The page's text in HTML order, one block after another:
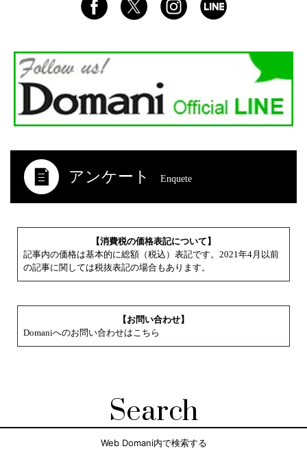
アンケート Enquete
【消費税の価格表記について】
記事内の価格は基本的に総額（税込）表記です。2021年4月以前
の記事に関しては税抜表記の場合もあります。
【お問い合わせ】
Domaniへのお問い合わせはこちら
Search
Web Domani内で検索する